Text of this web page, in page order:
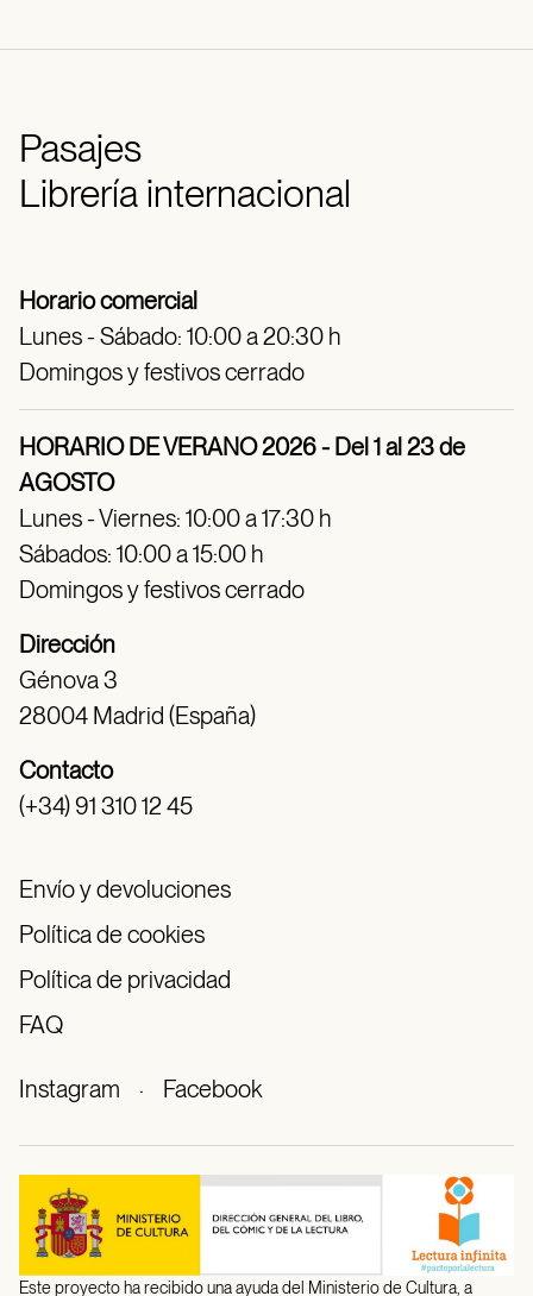
Pasajes
Librería internacional
Horario comercial
Lunes - Sábado: 10:00 a 20:30 h
Domingos y festivos cerrado
HORARIO DE VERANO 2026 - Del 1 al 23 de
AGOSTO
Lunes - Viernes: 10:00 a 17:30 h
Sábados: 10:00 a 15:00 h
Domingos y festivos cerrado
Dirección
Génova 3
28004 Madrid (España)
Contacto
(+34) 91 310 12 45
Envío y devoluciones
Política de cookies
Política de privacidad
FAQ
Instagram · Facebook
Este proyecto ha recibido una ayuda del Ministerio de Cultura, a